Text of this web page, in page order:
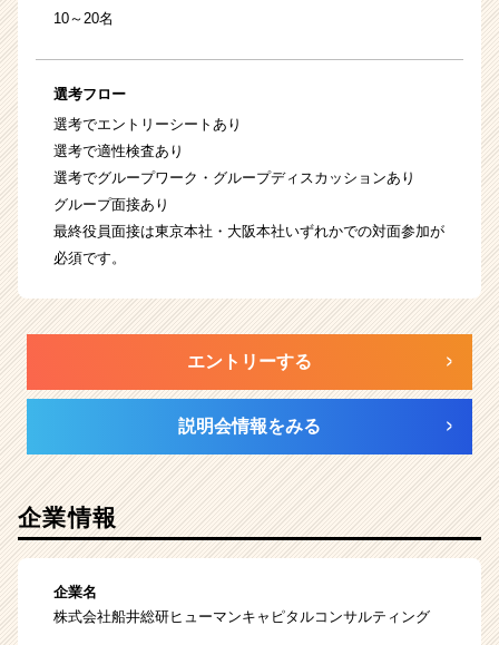
10～20名
選考フロー
選考でエントリーシートあり
選考で適性検査あり
選考でグループワーク・グループディスカッションあり
グループ面接あり
最終役員面接は東京本社・大阪本社いずれかでの対面参加が
必須です。
エントリーする
説明会情報をみる
企業情報
企業名
株式会社船井総研ヒューマンキャピタルコンサルティング